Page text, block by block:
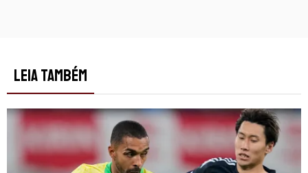
LEIA TAMBÉM